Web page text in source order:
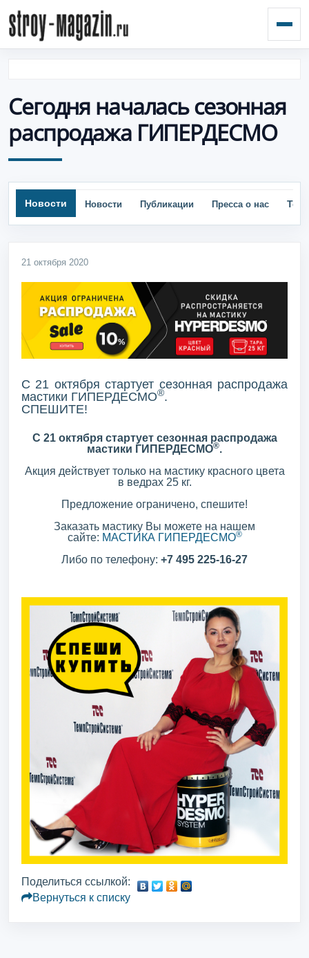
Сегодня началась сезонная
распродажа ГИПЕРДЕСМО
Новости Новости Публикации Пресса о нас
21 октября 2020
С 21 октября стартует сезонная распродажа
мастики ГИПЕРДЕСМО®.
СПЕШИТЕ!
С 21 октября стартует сезонная распродажа
мастики ГИПЕРДЕСМО®.
Акция действует только на мастику красного цвета
в ведрах 25 кг.
Предложение ограничено, спешите!
Заказать мастику Вы можете на нашем
сайте: МАСТИКА ГИПЕРДЕСМО®
Либо по телефону: +7 495 225-16-27
Поделиться ссылкой:
Вернуться к списку